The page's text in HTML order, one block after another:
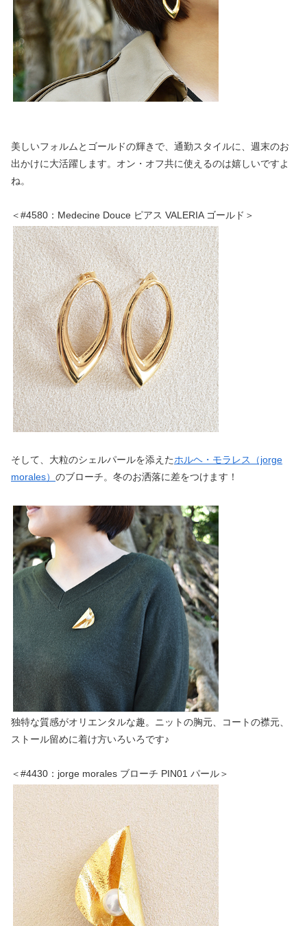
美しいフォルムとゴールドの輝きで、通勤スタイルに、週末のお
出かけに大活躍します。オン・オフ共に使えるのは嬉しいですよ
ね。
＜#4580：Medecine Douce ピアス VALERIA ゴールド＞
そして、大粒のシェルパールを添えたホルヘ・モラレス（jorge
morales） のブローチ。冬のお洒落に差をつけます！
独特な質感がオリエンタルな趣。ニットの胸元、コートの襟元、
ストール留めに着け方いろいろです♪
＜#4430：jorge morales ブローチ PIN01 パール＞